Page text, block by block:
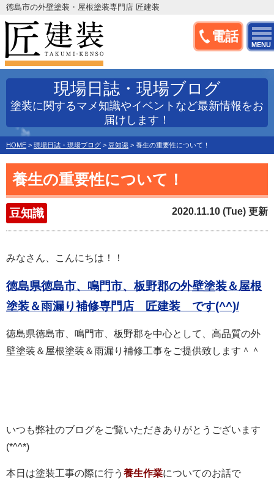
電話
MENU
徳島市の外壁塗装・屋根塗装専門店 匠建装
現場日誌・現場ブログ
塗装に関するマメ知識やイベントなど最新情報をお
届けします！
HOME > 現場日誌・現場ブログ > 豆知識 > 養生の重要性について！
養生の重要性について！
豆知識 2020.11.10 (Tue) 更新
みなさん、こんにちは！！
徳島県徳島市、鳴門市、板野郡の外壁塗装＆屋根
塗装＆雨漏り補修専門店 匠建装 です(^^)/
徳島県徳島市、鳴門市、板野郡を中心として、高品質の外
壁塗装＆屋根塗装＆雨漏り補修工事をご提供致します＾＾
いつも弊社のブログをご覧いただきありがとうございます
(*^^*)
本日は塗装工事の際に行う 養生作業についてのお話で